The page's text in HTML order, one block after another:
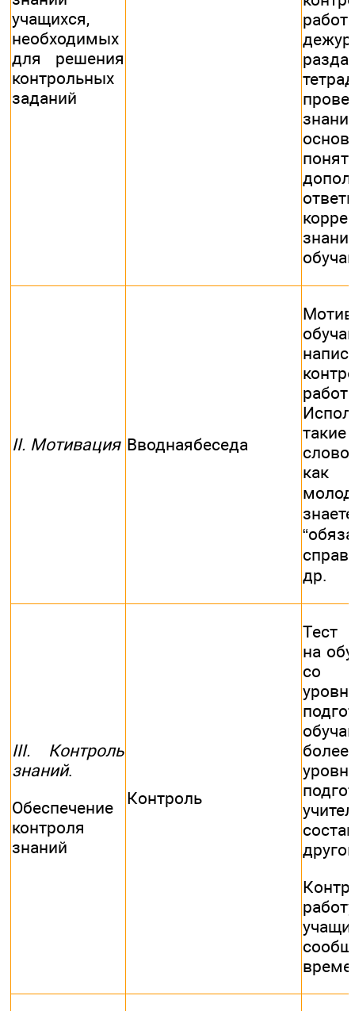
учащихся,
необходимых
для решения
контрольных
заданий
II. Мотивация Вводнаябеседа
др.
III. Контроль
знаний.
Обеспечение
контроля
знаний
Контроль
Тест
на
со
работу